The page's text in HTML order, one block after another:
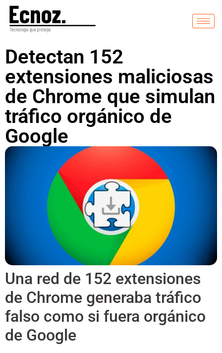
Detectan 152
extensiones maliciosas
de Chrome que simulan
tráfico orgánico de
Google
Una red de 152 extensiones
de Chrome generaba tráfico
falso como si fuera orgánico
de Google